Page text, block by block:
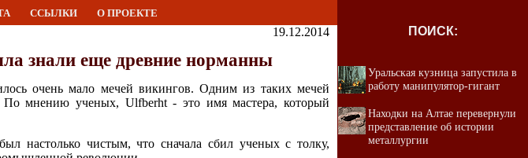
ССЫЛКИ О ПРОЕКТЕ
19.12.2014
знали еще древние норманны
очень мало мечей викингов. Одним из таких мечей
мнению ученых, Ulfberht - это имя мастера, который
настолько чистым, что сначала сбил ученых с толку,
ПОИСК:
Уральская кузница запустила в
работу манипулятор-гигант
Находки на Алтае перевернули
представление об истории
металлургии